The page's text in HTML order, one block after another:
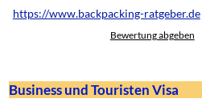
https://www.backpacking-ratgeber.de
Bewertung abgeben
Business und Touristen Visa